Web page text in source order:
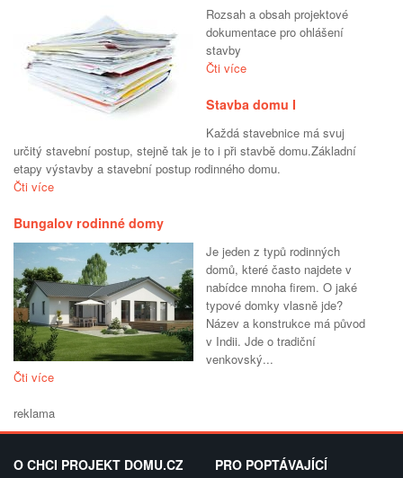
Rozsah a obsah projektové
dokumentace pro ohlášení
stavby
Čti více
Stavba domu I
Každá stavebnice má svuj
určitý stavební postup, stejně tak je to i při stavbě domu.Základní
etapy výstavby a stavební postup rodinného domu.
Čti více
Bungalov rodinné domy
Je jeden z typů rodinných
domů, které často najdete v
nabídce mnoha firem. O jaké
typové domky vlasně jde?
Název a konstrukce má původ
v Indii. Jde o tradiční
venkovský...
Čti více
reklama
O CHCI PROJEKT DOMU.CZ PRO POPTÁVAJÍCÍ